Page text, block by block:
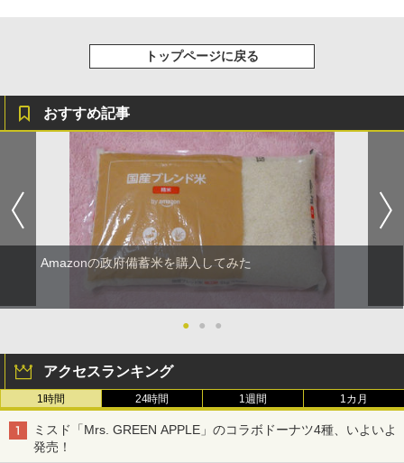
トップページに戻る
おすすめ記事
Amazonの政府備蓄米を購入してみた
● ● ●
アクセスランキング
1時間 24時間 1週間 1カ月
ミスド「Mrs. GREEN APPLE」のコラボドーナツ4種、いよいよ
発売！